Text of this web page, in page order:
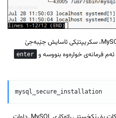
بۆ ڕێکخستنی ڕێکخستنەکانی ئاسایشی MySQL، سکریپتێکی ئاسایش جێبەجێ
enter